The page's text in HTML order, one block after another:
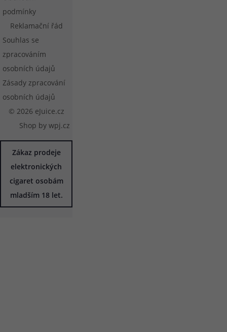
© 2026 eJuice.cz
podmínky
Reklamační řád
Souhlas se
zpracováním
osobních údajů
Zásady zpracování
osobních údajů
Shop by wpj.cz
Zákaz prodeje
elektronických
cigaret osobám
mladším 18 let.